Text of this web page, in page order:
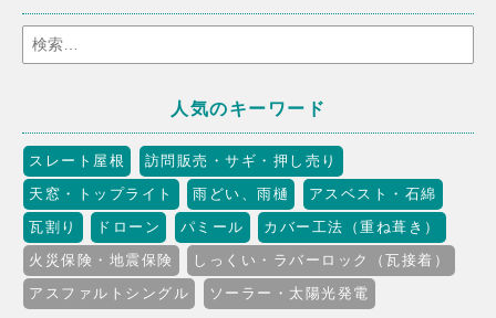
人気のキーワード
スレート屋根
訪問販売・サギ・押し売り
天窓・トップライト
雨どい、雨樋
アスベスト・石綿
瓦割り
ドローン パミール
カバー工法（重ね葺き）
火災保険・地震保険
しっくい・ラバーロック（瓦接着）
アスファルトシングル
ソーラー・太陽光発電